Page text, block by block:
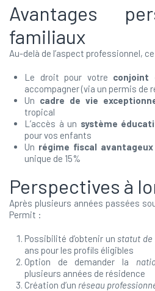
Avantages
familiaux
Au-delà de l’aspect professionnel,
Le droit pour votre conjoint
accompagner (via un permis de
Un cadre de vie
tropical
L’accès à un système
pour vos enfants
Un régime fiscal avantageux
unique de 15%
Perspectives à
Après plusieurs années passées
Permit :
Possibilité d’obtenir unstatut de
ans pour les profils éligibles
Option de demander la
plusieurs années de résidence
Création d’un réseau